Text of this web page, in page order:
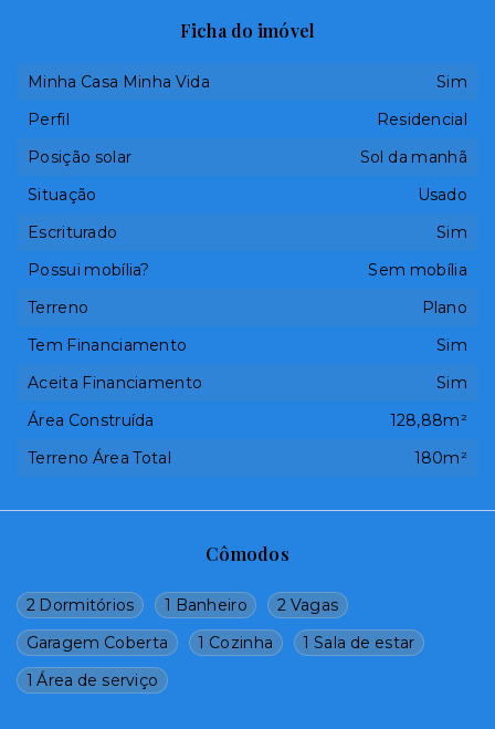
Cômodos
2 Dormitórios 1 Banheiro
2 Vagas
Garagem Coberta
1 Cozinha
1 Sala de estar
1 Área de serviço
Ficha do imóvel
Minha Casa Minha Vida
Sim
Perfil
Residencial
Posição solar
Sol da manhã
Situação
Usado
Escriturado
Sim
Possui mobília?
Sem mobília
Terreno
Plano
Tem Financiamento
Sim
Aceita Financiamento
Sim
Área Construída
128,88m²
Terreno Área Total
180m²